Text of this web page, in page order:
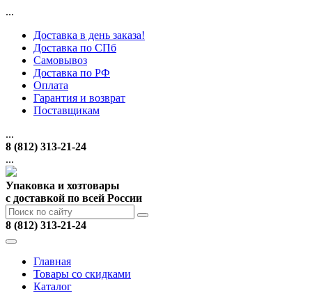
...
Доставка в день заказа!
Доставка по СПб
Самовывоз
Доставка по РФ
Оплата
Гарантия и возврат
Поставщикам
...
8 (812) 313-21-24
...
Упаковка и хозтовары
с доставкой по всей России
8 (812) 313-21-24
Главная
Товары со скидками
Каталог